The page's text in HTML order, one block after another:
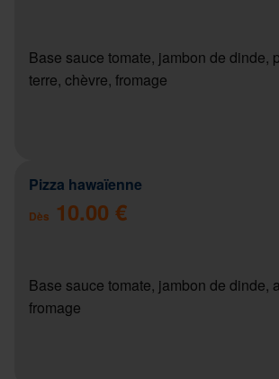
Base sauce tomate, jambon de dinde,
terre, chèvre, fromage
Pizza hawaïenne
Dès 10.00 €
Base sauce tomate, jambon de dinde,
fromage